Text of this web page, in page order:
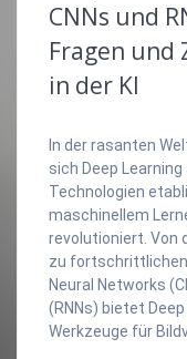
CNNs und
Fragen
in der KI
In der rasanten
sich Deep
Technologien
maschinellem
revolutioniert. Von
zu fortschrittlichen
Neural Networks
(RNNs) bietet
Werkzeuge für